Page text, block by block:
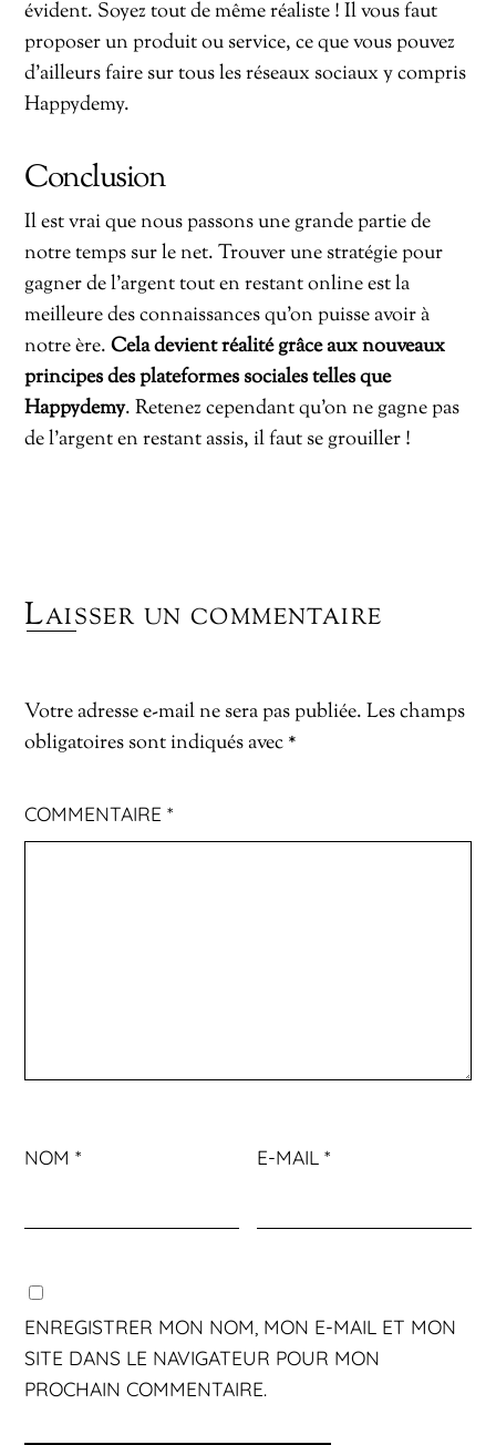
évident. Soyez tout de même réaliste ! Il vous faut
proposer un produit ou service, ce que vous pouvez
d’ailleurs faire sur tous les réseaux sociaux y compris
Happydemy.
Conclusion
Il est vrai que nous passons une grande partie de
notre temps sur le net. Trouver une stratégie pour
gagner de l’argent tout en restant online est la
meilleure des connaissances qu’on puisse avoir à
notre ère.Cela devient réalité grâce aux nouveaux
principes des plateformes sociales telles que
Happydemy. Retenez cependant qu’on ne gagne pas
de l’argent en restant assis, il faut se grouiller !
Laisser un commentaire
Votre adresse e-mail ne sera pas publiée. Les champs
obligatoires sont indiqués avec *
COMMENTAIRE*
NOM* E-MAIL*
ENREGISTRER MON NOM, MON E-MAIL ET MON
SITE DANS LE NAVIGATEUR POUR MON
PROCHAIN COMMENTAIRE.